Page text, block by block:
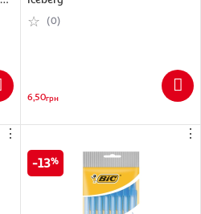
(0)
6,50грн
⋮
⋮
13